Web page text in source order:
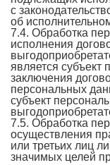
с
об
7.4. Обработка
исполнения
является субъект
заключения
персональных
субъект
7.5. Обработка
осуществления
или третьих лиц
значимых целей